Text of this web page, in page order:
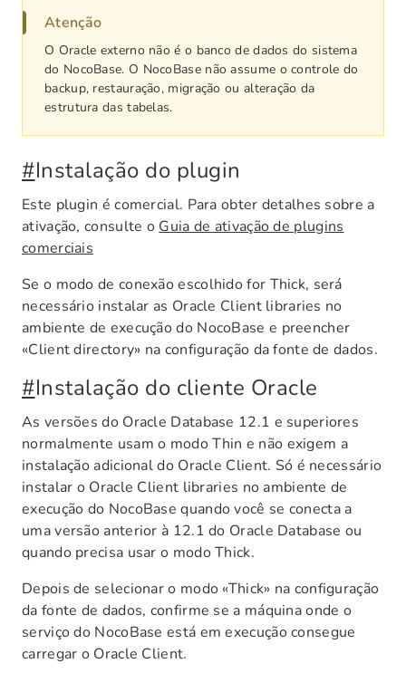
Atenção
O Oracle externo não é o banco de dados do sistema
do NocoBase. O NocoBase não assume o controle do
backup, restauração, migração ou alteração da
estrutura das tabelas.
#Instalação do plugin
Este plugin é comercial. Para obter detalhes sobre a
ativação, consulte o Guia de ativação de plugins
comerciais
Se o modo de conexão escolhido for Thick, será
necessário instalar as Oracle Client libraries no
ambiente de execução do NocoBase e preencher
«Client directory» na configuração da fonte de dados.
#Instalação do cliente Oracle
As versões do Oracle Database 12.1 e superiores
normalmente usam o modo Thin e não exigem a
instalação adicional do Oracle Client. Só é necessário
instalar o Oracle Client libraries no ambiente de
execução do NocoBase quando você se conecta a
uma versão anterior à 12.1 do Oracle Database ou
quando precisa usar o modo Thick.
Depois de selecionar o modo «Thick» na configuração
da fonte de dados, confirme se a máquina onde o
serviço do NocoBase está em execução consegue
carregar o Oracle Client.